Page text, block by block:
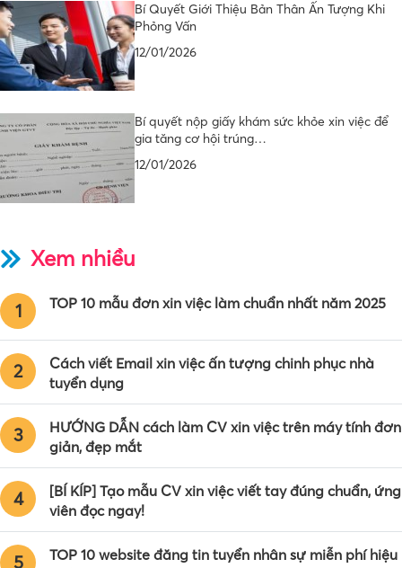
Bí Quyết Giới Thiệu Bản Thân Ấn Tượng Khi
Phỏng Vấn
12/01/2026
Bí quyết nộp giấy khám sức khỏe xin việc để
gia tăng cơ hội trúng…
12/01/2026
Xem nhiều
1 TOP 10 mẫu đơn xin việc làm chuẩn nhất năm 2025
2
Cách viết Email xin việc ấn tượng chinh phục nhà
tuyển dụng
3
HƯỚNG DẪN cách làm CV xin việc trên máy tính đơn
giản, đẹp mắt
4
[BÍ KÍP] Tạo mẫu CV xin việc viết tay đúng chuẩn, ứng
viên đọc ngay!
5
TOP 10 website đăng tin tuyển nhân sự miễn phí hiệu